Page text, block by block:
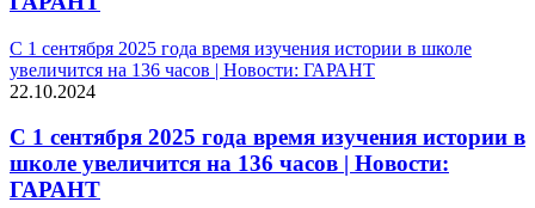
С 1 сентября 2025 года время изучения истории в школе
увеличится на 136 часов | Новости: ГАРАНТ
22.10.2024
С 1 сентября 2025 года время изучения истории в
школе увеличится на 136 часов | Новости:
ГАРАНТ